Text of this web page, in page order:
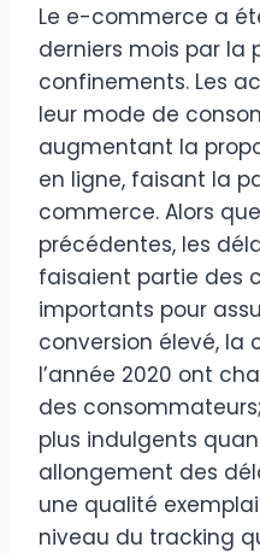
Le e-commerce a
derniers mois par la
confinements. Les
leur mode de
augmentant la
en ligne, faisant la
commerce. Alors
précédentes, les
faisaient partie des
importants pour
conversion élevé, la
l’année 2020 ont
des
plus indulgents
allongement des
une qualité
niveau du tracking